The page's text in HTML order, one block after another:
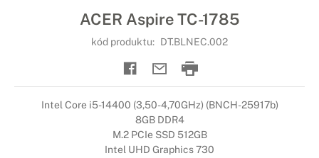
ACER Aspire TC-1785
kód produktu: DT.BLNEC.002
Intel Core i5-14400 (3,50-4,70GHz) (BNCH-25917b)
8GB DDR4
M.2 PCIe SSD 512GB
Intel UHD Graphics 730